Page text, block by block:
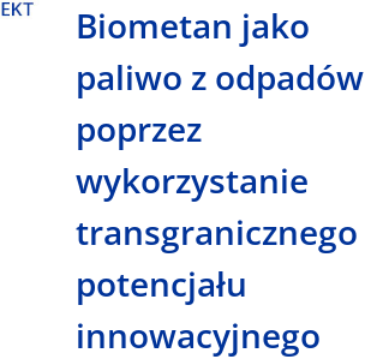
Biometan jako
paliwo z odpadów
poprzez
wykorzystanie
transgranicznego
potencjału
innowacyjnego